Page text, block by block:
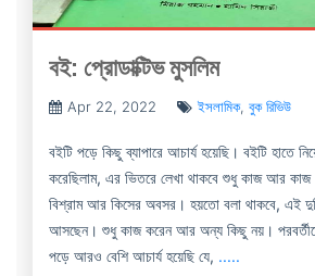
বই: প্রোডাক্টিভ মুসলিম
Apr 22, 2022 ইসলামিক, বুক রিভিউ
বইটি পড়ে কিছু ব্যাপারে আচার্য হয়েছি। বইটি হাতে
করেছিলাম, এর ভিতরে লেখা থাকবে শুধু কাজ আর
বিশ্রাম আর কিসের অবসর। হয়তো বলা থাকবে, এই
আসছেন। শুধু কাজ করেন আর অন্য কিছু নয়।
পড়ে আরও বেশি আচার্য হয়েছি যে, .....